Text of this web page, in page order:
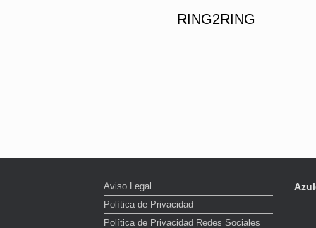
RING2RING
Aviso Legal
Política de Privacidad
Política de Privacidad Redes Sociales